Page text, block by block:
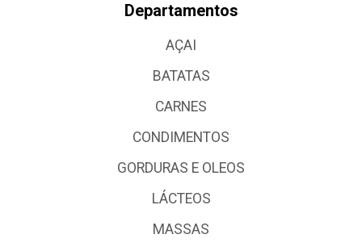
Departamentos
AÇAI
BATATAS
CARNES
CONDIMENTOS
GORDURAS E OLEOS
LÁCTEOS
MASSAS